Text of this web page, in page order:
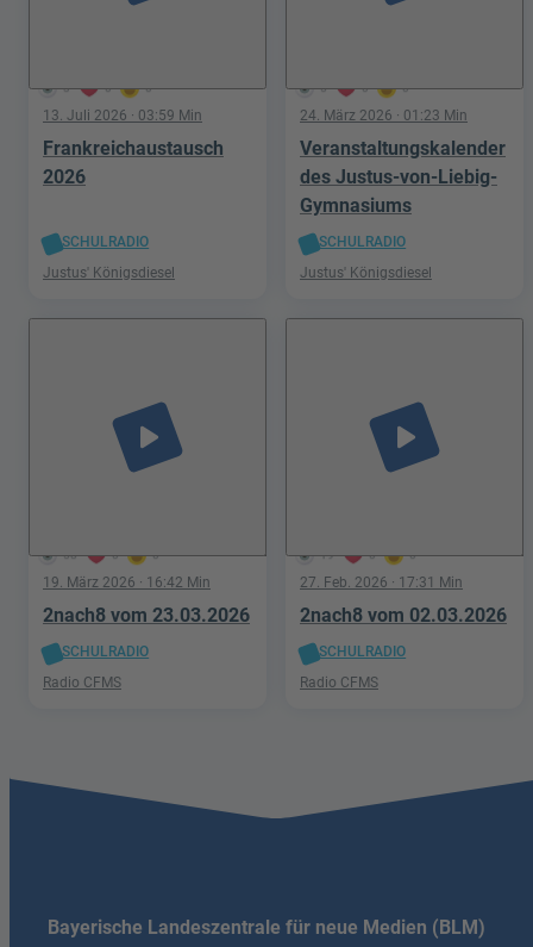
3 0 0
13. Juli 2026 · 03:59 Min
Frankreichaustausch
2026
SCHULRADIO
Justus' Königsdiesel
5 0 0
24. März 2026 · 01:23 Min
Veranstaltungskalender
des Justus-von-Liebig-
Gymnasiums
SCHULRADIO
Justus' Königsdiesel
58 0 0
play_arrow
19. März 2026 · 16:42 Min
2nach8 vom 23.03.2026
SCHULRADIO
Radio CFMS
19 0 0
play_arrow
27. Feb. 2026 · 17:31 Min
2nach8 vom 02.03.2026
SCHULRADIO
Radio CFMS
Bayerische Landeszentrale für neue Medien (BLM)